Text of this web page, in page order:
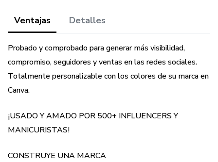
Ventajas Detalles
Probado y comprobado para generar más visibilidad,
compromiso, seguidores y ventas en las redes sociales.
Totalmente personalizable con los colores de su marca en
Canva.
¡USADO Y AMADO POR 500+ INFLUENCERS Y
MANICURISTAS!
CONSTRUYE UNA MARCA